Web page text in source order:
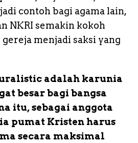
contoh bagi agama lain,
NKRI semakin kokoh
menjadi saksi yang
adalah karunia
besar bagi bangsa
itu, sebagai anggota
pumat Kristen harus
secara maksimal